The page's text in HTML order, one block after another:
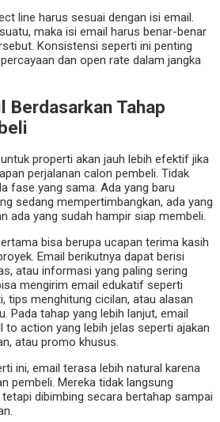
line harus sesuai dengan isi email.
maka isi email harus benar-benar
Konsistensi seperti ini penting
dan open rate dalam jangka
Berdasarkan Tahap
properti akan jauh lebih efektif jika
perjalanan calon pembeli. Tidak
fase yang sama. Ada yang baru
sedang mempertimbangkan, ada yang
ada yang sudah hampir siap membeli.
bisa berupa ucapan terima kasih
Email berikutnya dapat berisi
atau informasi yang paling sering
mengirim email edukatif seperti
tips menghitung cicilan, atau alasan
Pada tahap yang lebih lanjut, email
to action yang lebih jelas seperti ajakan
atau promo khusus.
ini, email terasa lebih natural karena
pembeli. Mereka tidak langsung
dibimbing secara bertahap sampai